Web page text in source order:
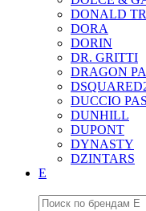
DONALD
DORA
DORIN
DR. GRITTI
DRAGON
DUCCIO
DUNHILL
DUPONT
DYNASTY
DZINTARS
E